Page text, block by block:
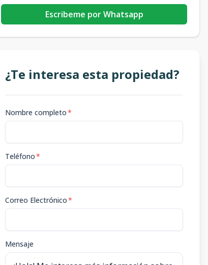
Escribeme por Whatsapp
¿Te interesa esta propiedad?
Nombre completo*
Teléfono*
Correo Electrónico*
Mensaje